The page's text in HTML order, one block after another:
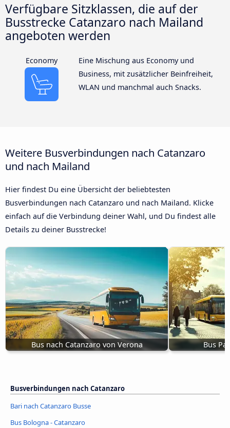
Verfügbare Sitzklassen, die auf der
Busstrecke Catanzaro nach Mailand
angeboten werden
Economy
Eine Mischung aus Economy und
Business, mit zusätzlicher Beinfreiheit,
WLAN und manchmal auch Snacks.
Weitere Busverbindungen nach Catanzaro
und nach Mailand
Hier findest Du eine Übersicht der beliebtesten
Busverbindungen nach Catanzaro und nach Mailand. Klicke
einfach auf die Verbindung deiner Wahl, und Du findest alle
Details zu deiner Busstrecke!
Bus nach Catanzaro von Verona Bus
Busverbindungen nach Catanzaro
Bari nach Catanzaro Busse
Bus Bologna - Catanzaro